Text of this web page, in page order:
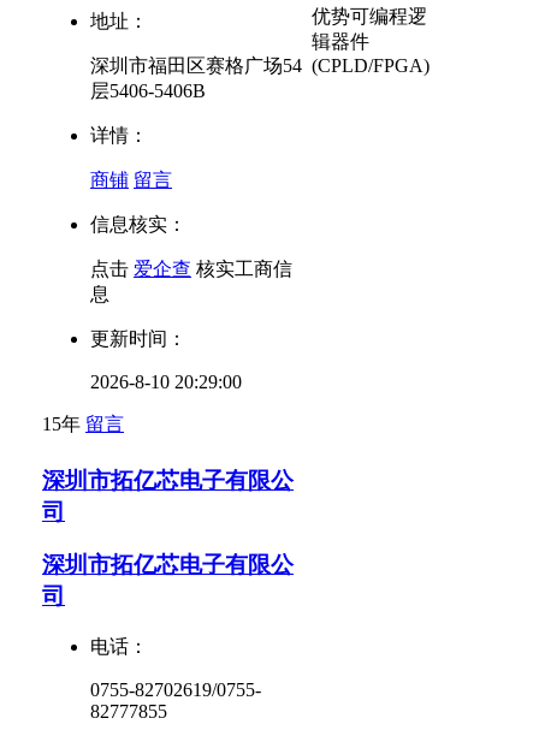
地址：
深圳市福田区赛格广场54
层5406-5406B
详情：
商铺 留言
信息核实：
点击 爱企查 核实工商信
息
更新时间：
2026-8-10 20:29:00
15年 留言
优势可编程逻
辑器件
(CPLD/FPGA)
深圳市拓亿芯电子有限公
司
深圳市拓亿芯电子有限公
司
电话：
0755-82702619/0755-
82777855